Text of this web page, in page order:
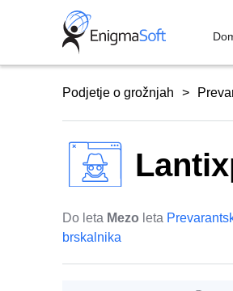
Podjetje o grožnjah
Do leta Mezo leta
brskalnika